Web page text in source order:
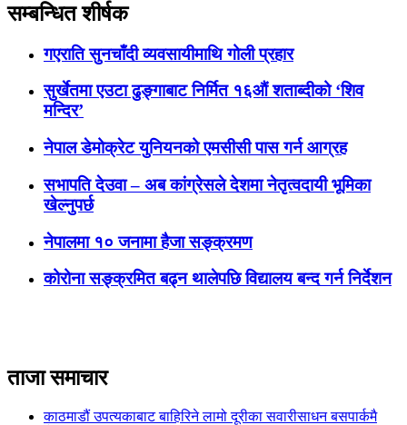
सम्बन्धित शीर्षक
गएराति सुनचाँदी व्यवसायीमाथि गोली प्रहार
सुर्खेतमा एउटा ढुङ्गाबाट निर्मित १६औं शताब्दीको ‘शिव
मन्दिर’
नेपाल डेमोक्रेट युनियनको एमसीसी पास गर्न आग्रह
सभापति देउवा – अब कांग्रेसले देशमा नेतृत्वदायी भूमिका
खेल्नुपर्छ
नेपालमा १० जनामा हैजा सङ्क्रमण
कोरोना सङ्क्रमित बढ्न थालेपछि विद्यालय बन्द गर्न निर्देशन
ताजा समाचार
काठमाडौं उपत्यकाबाट बाहिरिने लामो दूरीका सवारीसाधन बसपार्कमै